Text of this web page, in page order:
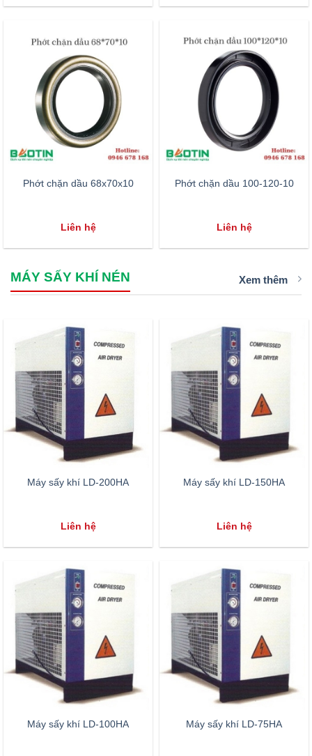
Phớt chặn dầu 68x70x10
Liên hệ
Phớt chặn dầu 100-120-10
Liên hệ
MÁY SẤY KHÍ NÉN Xem thêm
Máy sấy khí LD-200HA
Liên hệ
Máy sấy khí LD-150HA
Liên hệ
Máy sấy khí LD-100HA Máy sấy khí LD-75HA